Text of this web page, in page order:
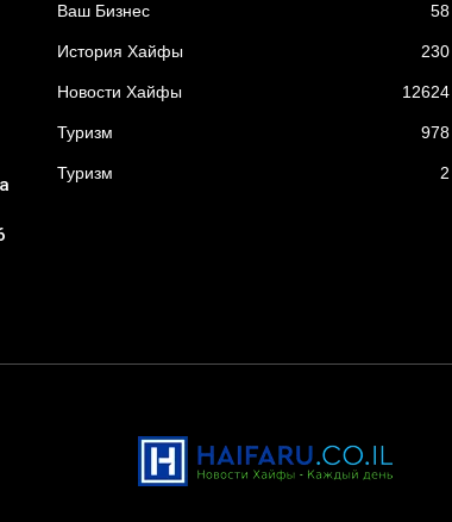
Ваш Бизнес 58
История Хайфы 230
Новости Хайфы 12624
Туризм 978
Туризм 2